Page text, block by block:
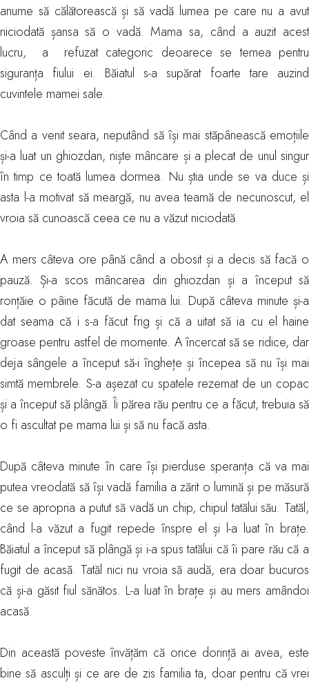
anume să călătorească și să vadă lumea pe care nu a avut
niciodată șansa să o vadă. Mama sa, când a auzit acest
lucru, a refuzat categoric deoarece se temea pentru
siguranța fiului ei. Băiatul s-a supărat foarte tare auzind
cuvintele mamei sale.
Când a venit seara, neputând să își mai stăpânească emoțiile
și-a luat un ghiozdan, niște mâncare și a plecat de unul singur
în timp ce toată lumea dormea. Nu știa unde se va duce și
asta l-a motivat să meargă, nu avea teamă de necunoscut, el
vroia să cunoască ceea ce nu a văzut niciodată.
A mers câteva ore până când a obosit și a decis să facă o
pauză. Și-a scos mâncarea din ghiozdan și a început să
ronțăie o pâine făcută de mama lui. După câteva minute și-a
dat seama că i s-a făcut frig și că a uitat să ia cu el haine
groase pentru astfel de momente. A încercat să se ridice, dar
deja sângele a început să-i înghețe și începea să nu își mai
simtă membrele. S-a așezat cu spatele rezemat de un copac
și a început să plângă. Îi părea rău pentru ce a făcut, trebuia să
o fi ascultat pe mama lui și să nu facă asta.
După câteva minute în care își pierduse speranța că va mai
putea vreodată să își vadă familia a zărit o lumină și pe măsură
ce se apropria a putut să vadă un chip, chipul tatălui său. Tatăl,
când l-a văzut a fugit repede înspre el și l-a luat în brațe.
Băiatul a început să plângă și i-a spus tatălui că îi pare rău că a
fugit de acasă. Tatăl nici nu vroia să audă, era doar bucuros
că și-a găsit fiul sănătos. L-a luat în brațe și au mers amândoi
acasă.
Din această poveste învățăm că orice dorință ai avea, este
bine să asculți și ce are de zis familia ta, doar pentru că vrei